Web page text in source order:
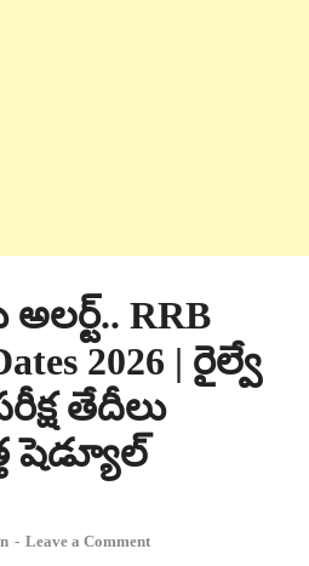
అలర్ట్.. RRB
2026 | రైల్వే
తేదీలు
షెడ్యూల్
- Leave a Comment